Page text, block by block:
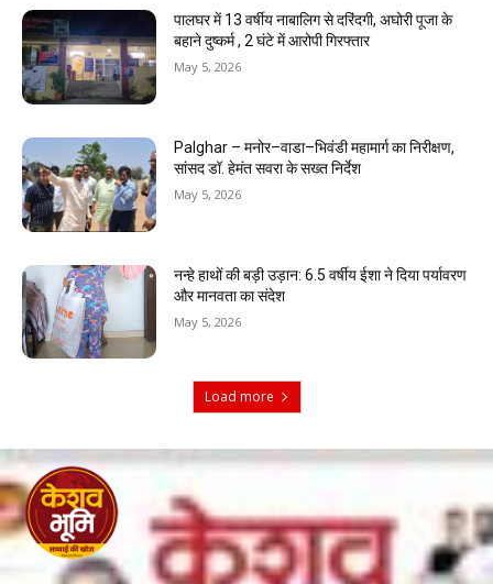
पालघर में 13 वर्षीय नाबालिग से दरिंदगी, अघोरी पूजा के
बहाने दुष्कर्म , 2 घंटे में आरोपी गिरफ्तार
May 5, 2026
Palghar – मनोर–वाडा–भिवंडी महामार्ग का निरीक्षण,
सांसद डॉ. हेमंत सवरा के सख्त निर्देश
May 5, 2026
नन्हे हाथों की बड़ी उड़ान: 6.5 वर्षीय ईशा ने दिया पर्यावरण
और मानवता का संदेश
May 5, 2026
Load more